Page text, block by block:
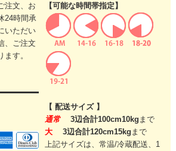
注文、お
24時間承
いただい
、ご注文
す。
【可能な時間帯指定】
【 配送サイズ 】
通常
3辺合計100cm10kg まで
大
3辺合計120cm15kg まで
上記サイズは、常温/冷蔵配送、1